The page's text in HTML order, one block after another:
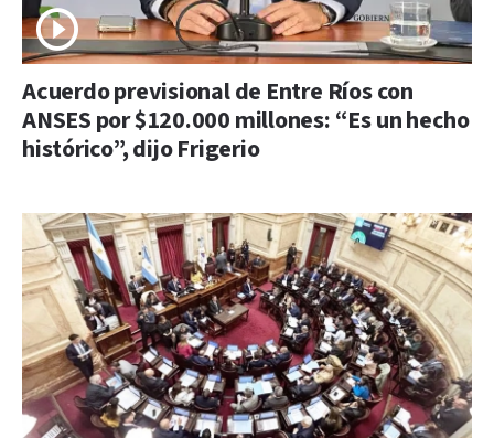
Acuerdo previsional de Entre Ríos con
ANSES por $120.000 millones: “Es un hecho
histórico”, dijo Frigerio